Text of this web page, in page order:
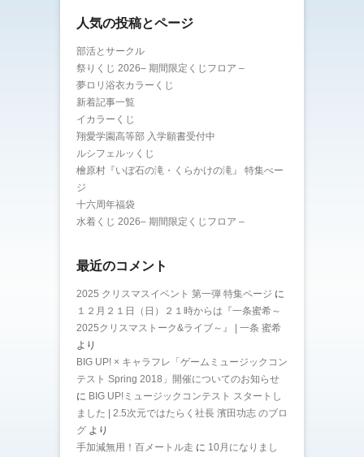
人気の投稿とページ
部活とサークル
祭りくじ 2026– 期間限定くじフロア –
夢ロリ浴衣カラーくじ
新着記事一覧
イカラーくじ
翔愛学園高等部 入学願書受付中
ルシフェルッくじ
檜原村『いぼ石の滝・くらかけの滝』 特集ぺー
ジ
十六周年福袋
水着くじ 2026– 期間限定くじフロア –
最近のコメント
2025 クリスマスイベント 第一弾 特集ページ に
１２月２１日（日）２１時からは『一条蜜希～
2025クリスマストーク&ライブ～』 | 一条 蜜希
より
BIG UP! × キャラフレ「ゲームミュージックコン
テスト Spring 2018」開催についてのお知らせ
に BIG UP!ミュージックコンテスト スタートし
ました | 2.5次元ではたらく社長 濱田功志 のブロ
グ より
手加減無用！百メートル走 に 10月になりまし